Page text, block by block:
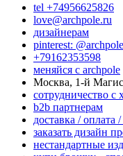
tel +74956625826
love@archpole.ru
дизайнерам
pinterest: @archpole
+79162353598
меняйся с аrchpole
Москва, 1-й
cотрудничество с
b2b партнерам
доставка / оплата
заказать дизайн
нестандартные